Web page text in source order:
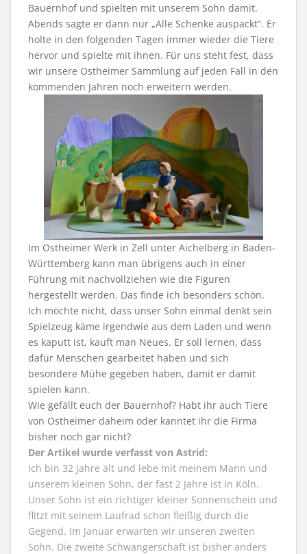
Bauernhof und spielten mit unserem Sohn damit.
Abends sagte er dann nur „Alle Schenke auspackt“. Er
holte in den folgenden Tagen immer wieder die Tiere
hervor und spielte mit ihnen. Für uns steht fest, dass
wir unsere Ostheimer Sammlung auf jeden Fall in den
kommenden Jahren noch erweitern werden.
Im Ostheimer Werk in Zell unter Aichelberg in Baden-
Württemberg kann man übrigens auch in einer
Führung mit nachvollziehen wie die Figuren
hergestellt werden. Das finde ich besonders schön.
Ich möchte nicht, dass unser Sohn einmal denkt sein
Spielzeug käme irgendwie aus dem Laden und wenn
es kaputt ist, kauft man Neues. Er soll lernen, dass
dafür Menschen gearbeitet haben und sich
besondere Mühe gegeben haben, damit er damit
spielen kann.
Wie gefällt euch der Bauernhof? Habt ihr auch Tiere
von Ostheimer daheim oder kanntet ihr die Firma
bisher noch gar nicht?
Der Artikel wurde verfasst von Astrid:
Ich bin 32 Jahre alt und lebe mit meinem Mann und
unserem kleinen Sohn, der fast 2 Jahre ist in Köln.
Unser Sohn ist ein richtiger kleiner Sonnenschein und
flitzt mit seinem Laufrad schon fleißig durch die
Gegend. Im Januar erwarten wir unseren zweiten
Sohn. Die zweite Schwangerschaft ist bisher anders